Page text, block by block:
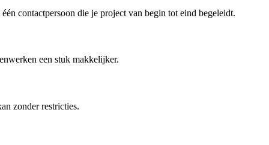
contactpersoon die je project van begin tot eind begeleidt.
een stuk makkelijker.
zonder restricties.